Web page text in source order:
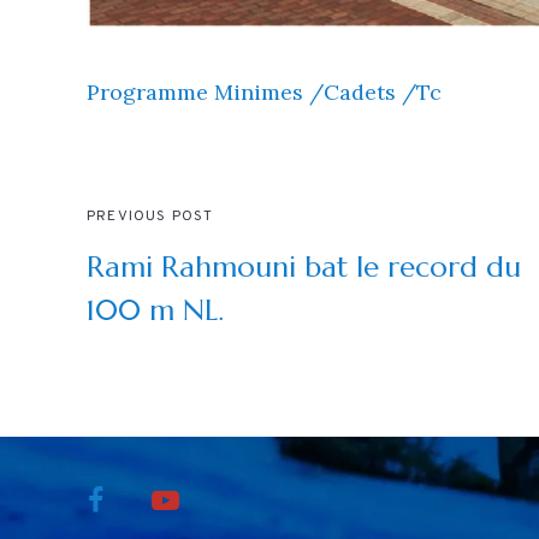
Programme Minimes /Cadets /Tc
PREVIOUS POST
Rami Rahmouni bat le record du
100 m NL.